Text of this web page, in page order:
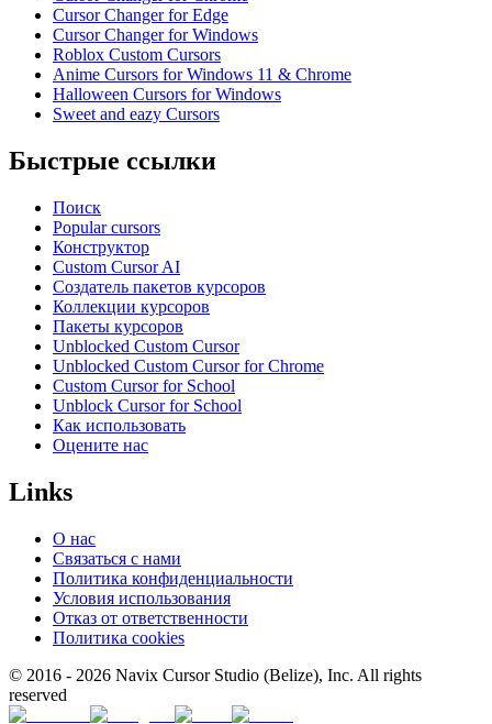
Cursor Changer for Edge
Cursor Changer for Windows
Roblox Custom Cursors
Anime Cursors for Windows 11 & Chrome
Halloween Cursors for Windows
Sweet and eazy Cursors
Быстрые ссылки
Поиск
Popular cursors
Конструктор
Custom Cursor AI
Создатель пакетов курсоров
Коллекции курсоров
Пакеты курсоров
Unblocked Custom Cursor
Unblocked Custom Cursor for Chrome
Custom Cursor for School
Unblock Cursor for School
Как использовать
Оцените нас
Links
О нас
Связаться с нами
Политика конфиденциальности
Условия использования
Отказ от ответственности
Политика cookies
© 2016 - 2026 Navix Cursor Studio (Belize), Inc. All rights
reserved